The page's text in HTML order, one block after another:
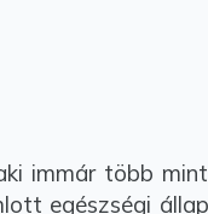
immár több
egészségi